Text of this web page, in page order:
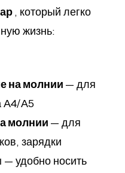
, который легко
жизнь:
на молнии — для
А4/А5
молнии — для
зарядки
удобно носить